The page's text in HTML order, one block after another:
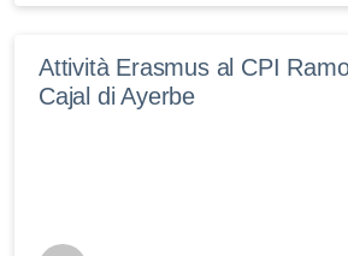
Attività Erasmus al CPI
Cajal di Ayerbe